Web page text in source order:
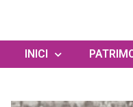
INICI